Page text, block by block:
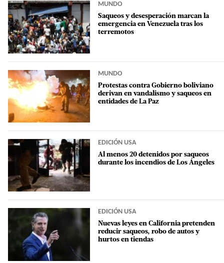
MUNDO
Saqueos y desesperación marcan la
emergencia en Venezuela tras los
terremotos
MUNDO
Protestas contra Gobierno boliviano
derivan en vandalismo y saqueos en
entidades de La Paz
EDICIÓN USA
Al menos 20 detenidos por saqueos
durante los incendios de Los Ángeles
EDICIÓN USA
Nuevas leyes en California pretenden
reducir saqueos, robo de autos y
hurtos en tiendas